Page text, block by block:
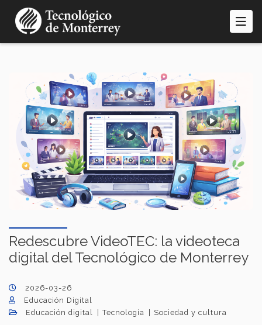
contenido
Redescubre VideoTEC: la videoteca
digital del Tecnológico de Monterrey
2026-03-26
Educación Digital
Educación digital
Tecnología Sociedad y cultura